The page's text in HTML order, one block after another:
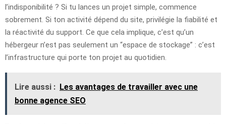
l’indisponibilité ? Si tu lances un projet simple, commence
sobrement. Si ton activité dépend du site, privilégie la fiabilité et
la réactivité du support. Ce que cela implique, c’est qu’un
hébergeur n’est pas seulement un “espace de stockage” : c’est
l’infrastructure qui porte ton projet au quotidien.
Lire aussi : Les avantages de travailler avec une
bonne agence SEO